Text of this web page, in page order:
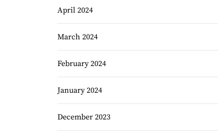
April 2024
March 2024
February 2024
January 2024
December 2023